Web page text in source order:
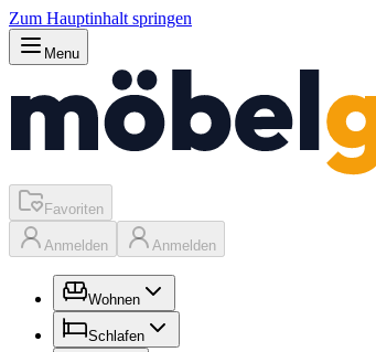
Zum Hauptinhalt springen
Menu
Favoriten
Anmelden Anmelden
Wohnen
Schlafen